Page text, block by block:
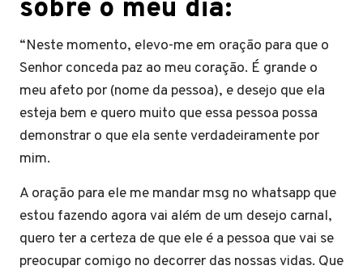
sobre o meu dia:
“Neste momento, elevo-me em oração para que o
Senhor conceda paz ao meu coração. É grande o
meu afeto por (nome da pessoa), e desejo que ela
esteja bem e quero muito que essa pessoa possa
demonstrar o que ela sente verdadeiramente por
mim.
A oração para ele me mandar msg no whatsapp que
estou fazendo agora vai além de um desejo carnal,
quero ter a certeza de que ele é a pessoa que vai se
preocupar comigo no decorrer das nossas vidas. Que